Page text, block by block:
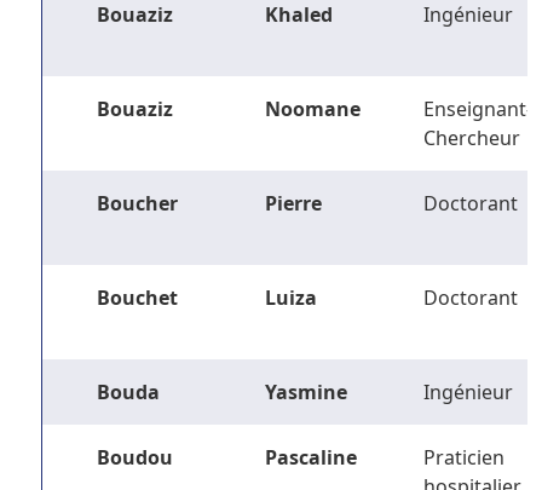
Bouaziz Khaled Ingénieur
Bouaziz Noomane
Enseignant-
Chercheur
Boucher Pierre Doctorant
Bouchet Luiza Doctorant
Bouda Yasmine Ingénieur
Boudou Pascaline
Praticien